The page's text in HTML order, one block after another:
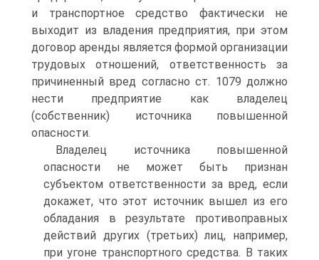
и транспортное средство фактически не
выходит из владения предприятия, при этом
договор аренды является формой организации
трудовых отношений, ответственность за
причиненный вред согласно ст. 1079 должно
нести предприятие как владелец
(собственник) источника повышенной
опасности.
Владелец источника повышенной
опасности не может быть признан
субъектом ответственности за вред, если
докажет, что этот источник вышел из его
обладания в результате противоправных
действий других (третьих) лиц, например,
при угоне транспортного средства. В таких